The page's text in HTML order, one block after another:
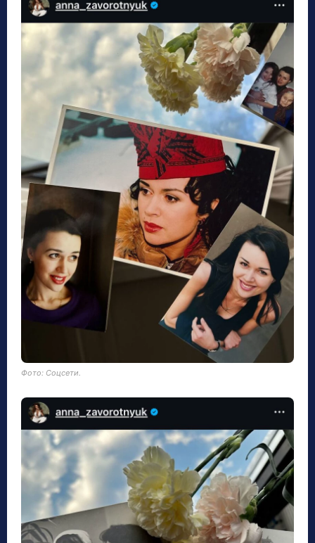
Фото: Соцсети.